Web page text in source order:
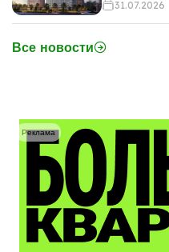
31.07.2026
Все новости
Реклама